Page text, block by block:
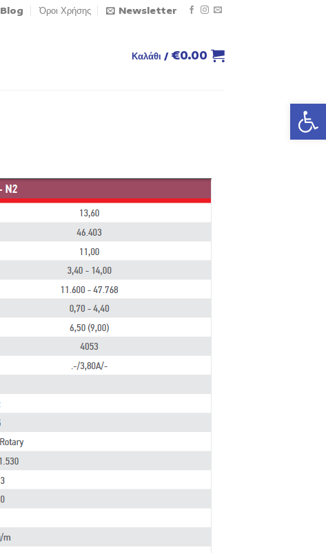
Blog Όροι Χρήσης Newsletter
Καλάθι / €0.00